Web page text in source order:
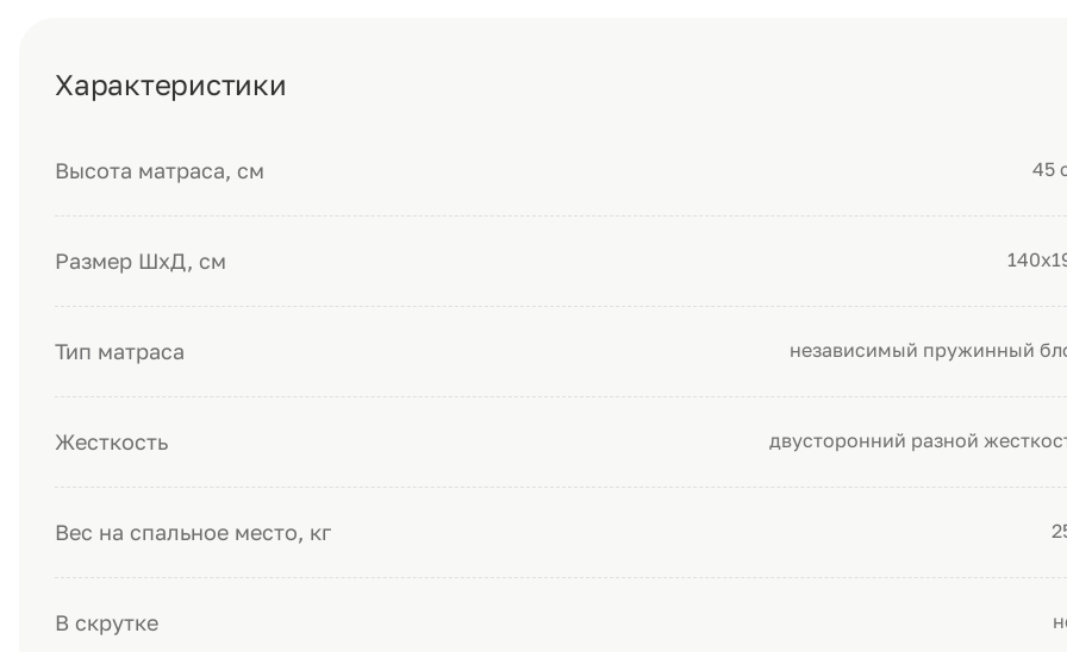
Характеристики
Высота матраса, см 45
Размер ШхД, см
Тип матраса независимый пружинный
Жесткость двусторонний разной
Вес на спальное место, кг
В скрутке